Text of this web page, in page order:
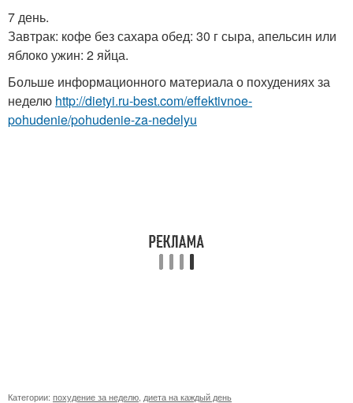
7 день.
Завтрак: кофе без сахара обед: 30 г сыра, апельсин или
яблоко ужин: 2 яйца.
Больше информационного материала о похудениях за
неделю http://dietyi.ru-best.com/effektivnoe-
pohudenie/pohudenie-za-nedelyu
Категории: похудение за неделю диета на каждый день